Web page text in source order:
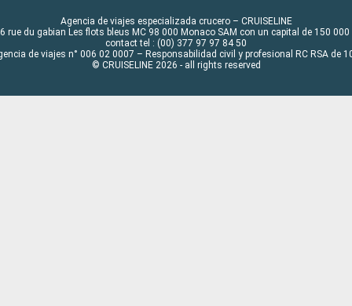
Agencia de viajes especializada crucero – CRUISELINE
rue du gabian Les flots bleus MC 98 000 Monaco SAM con un capital de 150 000
contact tel : (00) 377 97 97 84 50
de viajes n° 006 02 0007 – Responsabilidad civil y profesional RC RSA de
© CRUISELINE 2026 - all rights reserved